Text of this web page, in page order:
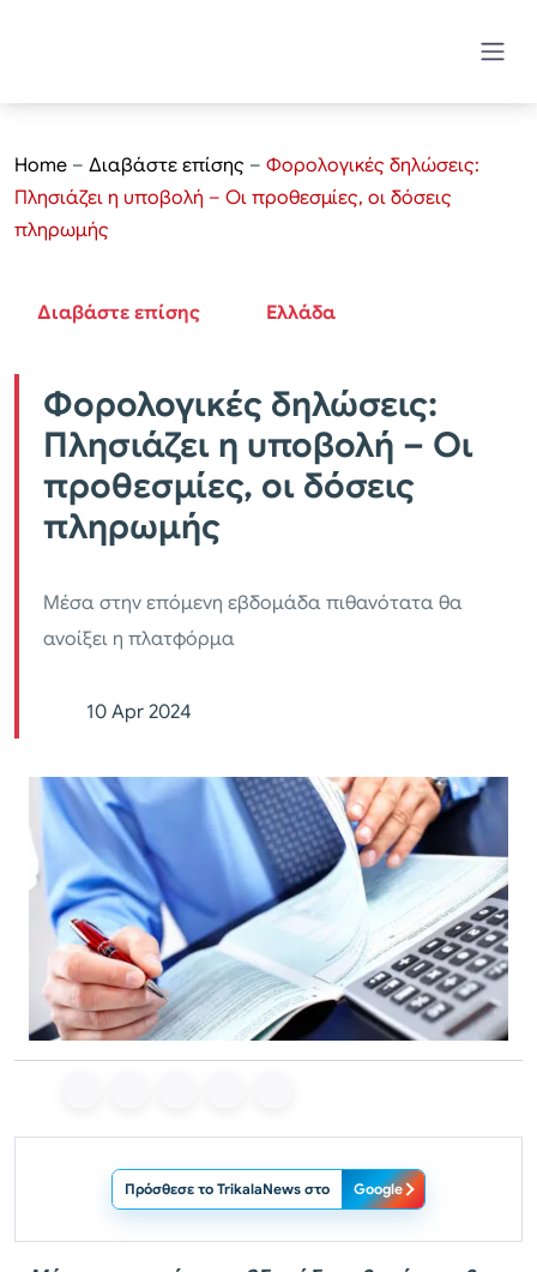
Home – Διαβάστε επίσης – Φορολογικές δηλώσεις:
Πλησιάζει η υποβολή – Οι προθεσμίες, οι δόσεις
πληρωμής
Διαβάστε επίσης Ελλάδα
Φορολογικές δηλώσεις:
Πλησιάζει η υποβολή – Οι
προθεσμίες, οι δόσεις
πληρωμής
Μέσα στην επόμενη εβδομάδα πιθανότατα θα
ανοίξει η πλατφόρμα
10 Apr 2024
Πρόσθεσε το TrikalaNews στο Google